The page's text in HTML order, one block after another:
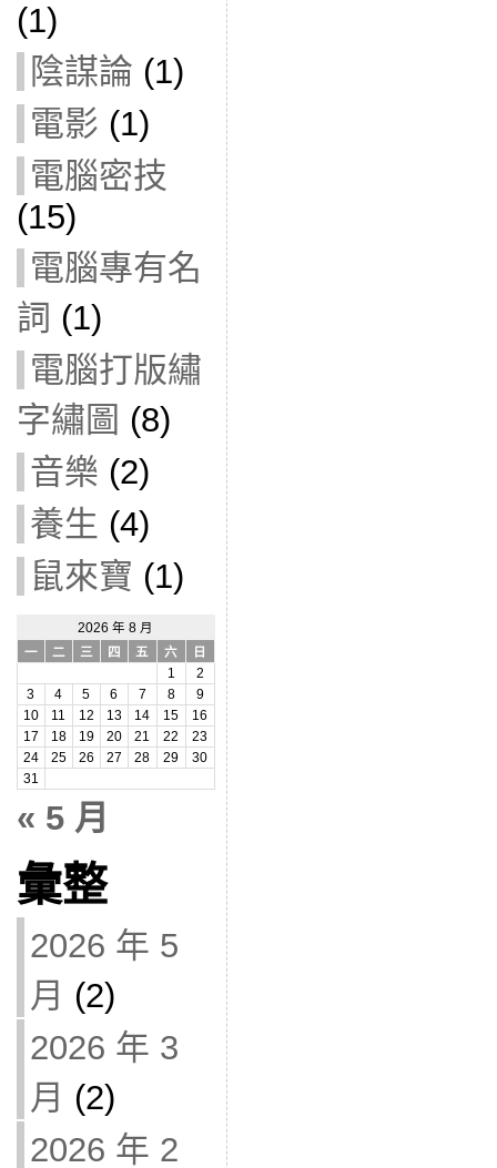
(1)
陰謀論 (1)
電影 (1)
電腦密技
(15)
電腦專有名
詞 (1)
電腦打版繡
字繡圖 (8)
音樂 (2)
養生 (4)
鼠來寶 (1)
2026 年 8 月
一
二 三 四 五 六
日
1
2
3
4 5 6 7 8
9
10
11 12 13 14 15
16
17
18 19 20 21 22
23
24
25 26 27 28 29
30
31
« 5 月
彙整
2026 年 5
月 (2)
2026 年 3
月 (2)
2026 年 2